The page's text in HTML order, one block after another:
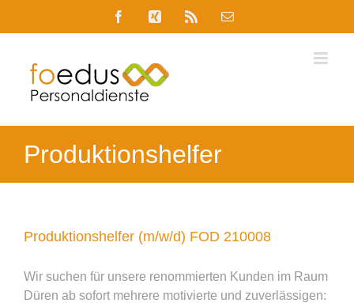
FacebookXing
E-
Produktionshelfer
Produktionshelfer (m/w/d) FOD 210008
Wir suchen für unsere renommierten Kunden im Raum
Düren ab sofort mehrere motivierte und zuverlässigen: